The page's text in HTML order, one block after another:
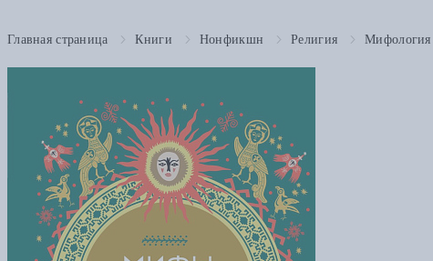
Главная страница Книги Нонфикшн Религия Мифология